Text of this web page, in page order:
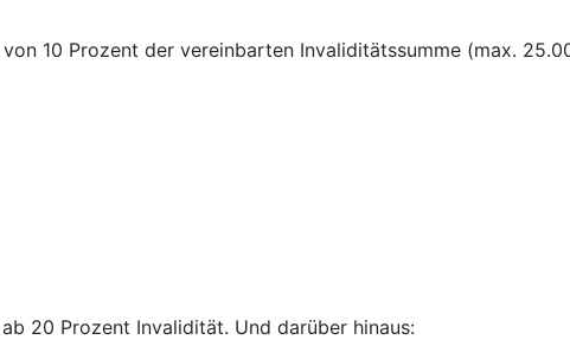
von 10 Prozent der vereinbarten Invaliditätssumme (max.
20 Prozent Invalidität. Und darüber hinaus: